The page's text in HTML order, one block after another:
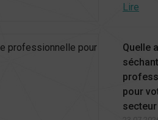
Lire
Quelle
pour
secteur